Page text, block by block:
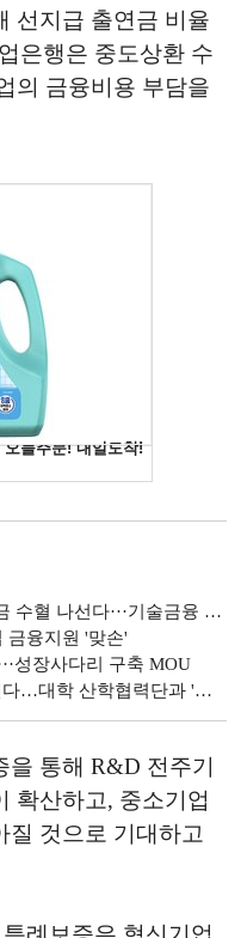
선지급 출연금 비율
은행은 중도상환 수
의 금융비용 부담을
선다···기술금융 지원 '맞손'
금융지원 '맞손'
성장사다리 구축 MOU
대학 산학협력단과 '맞손'
을 통해 R&D 전주기
확산하고, 중소기업
질 것으로 기대하고